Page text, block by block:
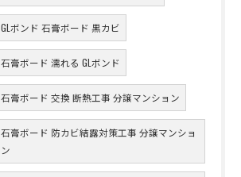
GLボンド 石膏ボード 黒カビ
石膏ボード 濡れる GLボンド
石膏ボード 交換 断熱工事 分譲マンション
石膏ボード 防カビ結露対策工事 分譲マンショ
ン